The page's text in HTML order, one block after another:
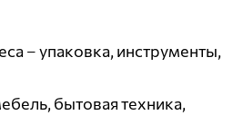
– упаковка, инструменты,
бытовая техника,